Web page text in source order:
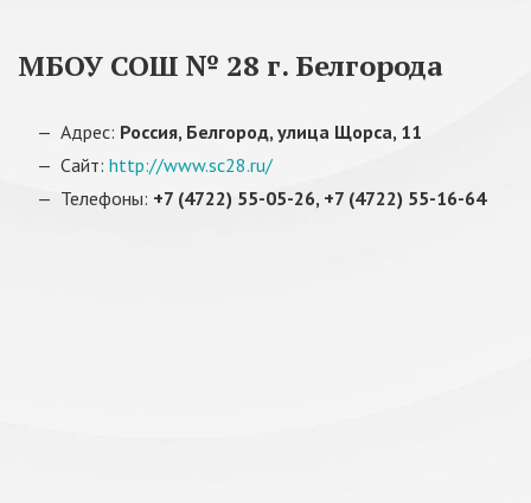
МБОУ СОШ № 28 г. Белгорода
Адрес: Россия, Белгород, улица Щорса, 11
Сайт: http://www.sc28.ru/
Телефоны: +7 (4722) 55-05-26, +7 (4722) 55-16-64